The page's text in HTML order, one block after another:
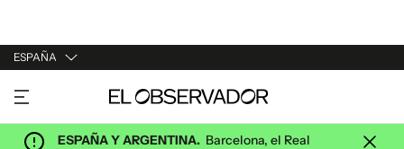
ESPAÑA
URUGUAY
ARGENTINA
ESPAÑA Y ARGENTINA. Barcelona, el Real